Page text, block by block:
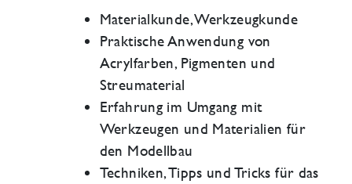
Materialkunde, Werkzeugkunde
Praktische Anwendung von
Acrylfarben, Pigmenten und
Streumaterial
Erfahrung im Umgang mit
Werkzeugen und Materialien für
den Modellbau
Techniken, Tipps und Tricks für das